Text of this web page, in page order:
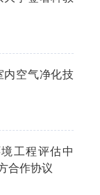
内空气净化技
工程评估中
合作协议